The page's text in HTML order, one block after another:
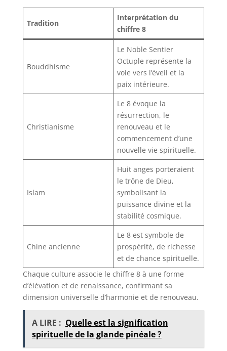
Tradition
Interprétation du
chiffre 8
Bouddhisme
Le Noble Sentier
Octuple représente la
voie vers l’éveil et la
paix intérieure.
Christianisme
Le 8 évoque la
résurrection, le
renouveau et le
commencement d’une
nouvelle vie spirituelle.
Islam
Huit anges porteraient
le trône de Dieu,
symbolisant la
puissance divine et la
stabilité cosmique.
Chine ancienne
Le 8 est symbole de
prospérité, de richesse
et de chance spirituelle.
Chaque culture associe le chiffre 8 à une forme
d’élévation et de renaissance, confirmant sa
dimension universelle d’harmonie et de renouveau.
A LIRE : Quelle est la signification
spirituelle de la glande pinéale ?